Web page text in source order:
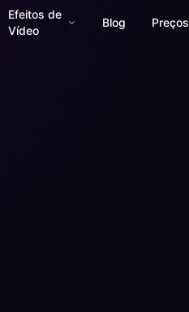
Efeitos de
Vídeo
Blog Preços